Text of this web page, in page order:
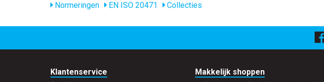
Normeringen
EN ISO 20471 Collecties
Klantenservice Makkelijk shoppen